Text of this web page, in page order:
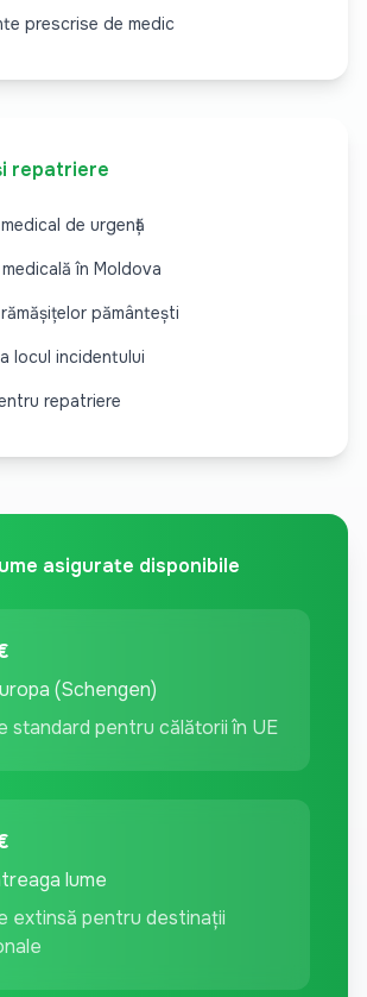
prescrise de medic
repatriere
de urgență
în Moldova
pământești
locul incidentului
repatriere
asigurate disponibile
(Schengen)
standard pentru călătorii în UE
lume
extinsă pentru destinații